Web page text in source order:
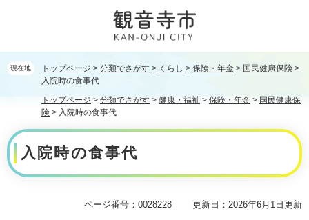
文
へ
現在地 トップページ > 分類でさがす > くらし > 保険・年金 > 国民健康保険 >
入院時の食事代
トップページ > 分類でさがす > 健康・福祉 > 保険・年金 > 国民健康保
険 > 入院時の食事代
本
文 入院時の食事代
ページ番号：0028228 更新日：2026年6月1日更新